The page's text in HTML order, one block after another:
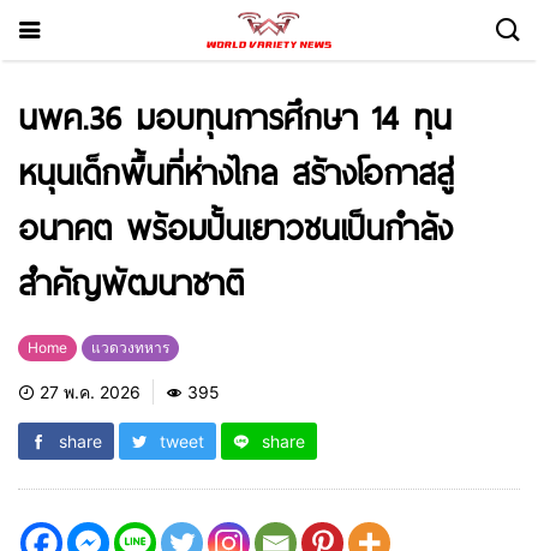
นพค.36 มอบทุนการศึกษา 14 ทุน
หนุนเด็กพื้นที่ห่างไกล สร้างโอกาสสู่
อนาคต พร้อมปั้นเยาวชนเป็นกำลัง
สำคัญพัฒนาชาติ
Home แวดวงทหาร
27 พ.ค. 2026 395
share tweet share